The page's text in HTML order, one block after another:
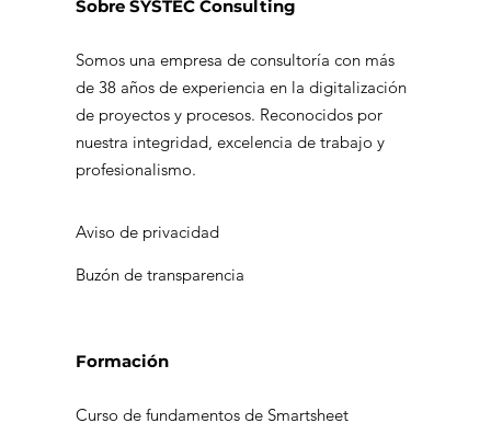
Formación
Sobre SYSTEC Consulting
Somos una empresa de consultoría con más
de 38 años de experiencia en la digitalización
de proyectos y procesos. Reconocidos por
nuestra integridad, excelencia de trabajo y
Aviso de privacidad